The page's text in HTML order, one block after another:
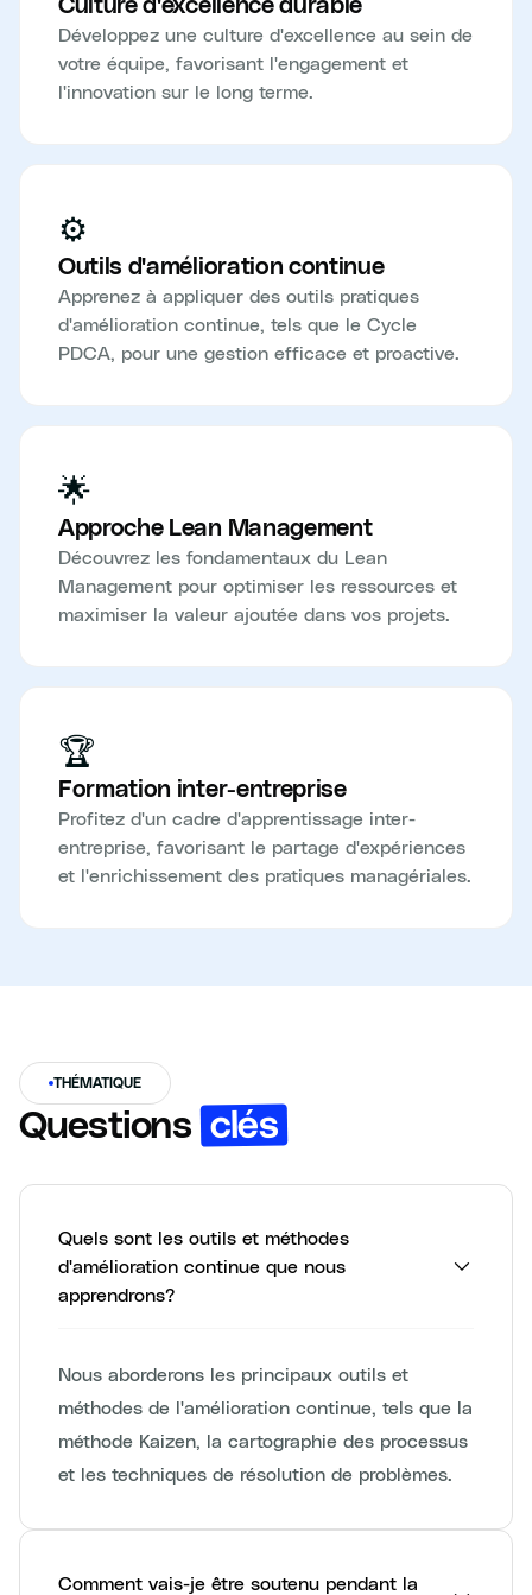
Culture d'excellence durable
Développez une culture d'excellence au sein de
votre équipe, favorisant l'engagement et
l'innovation sur le long terme.
⚙️
Outils d'amélioration continue
Apprenez à appliquer des outils pratiques
d'amélioration continue, tels que le Cycle
PDCA, pour une gestion efficace et proactive.
🌟
Approche Lean Management
Découvrez les fondamentaux du Lean
Management pour optimiser les ressources et
maximiser la valeur ajoutée dans vos projets.
🏆
Formation inter-entreprise
Profitez d'un cadre d'apprentissage inter-
entreprise, favorisant le partage d'expériences
et l'enrichissement des pratiques managériales.
THÉMATIQUE
Questions clés
Quels sont les outils et méthodes
d'amélioration continue que nous
apprendrons?
Nous aborderons les principaux outils et
méthodes de l'amélioration continue, tels que la
méthode Kaizen, la cartographie des processus
et les techniques de résolution de problèmes.
Comment vais-je être soutenu pendant la